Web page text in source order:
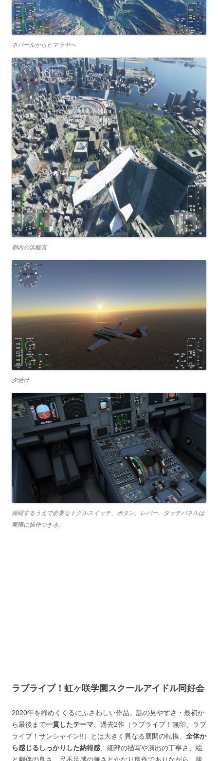
ネパールからヒマラヤへ
都内の浜離宮
夕焼け
操縦するうえで必要なトグルスイッチ、ボタン、レバー、タッチパネルは
実際に操作できる。
ラブライブ！虹ヶ咲学園スクールアイドル同好会
2020年を締めくくるにふさわしい作品。話の見やすさ・最初か
ら最後まで一貫したテーマ、過去2作（ラブライブ！無印、ラブ
ライブ！サンシャイン!!）とは大きく異なる展開の転換、 全体か
ら感じるしっかりした納得感、細部の描写や演出の丁寧さ、絵